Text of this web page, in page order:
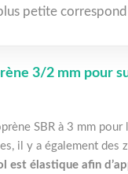
petite correspond
3/2 mm pour
SBR à 3 mm
il y a également des
est élastique afin